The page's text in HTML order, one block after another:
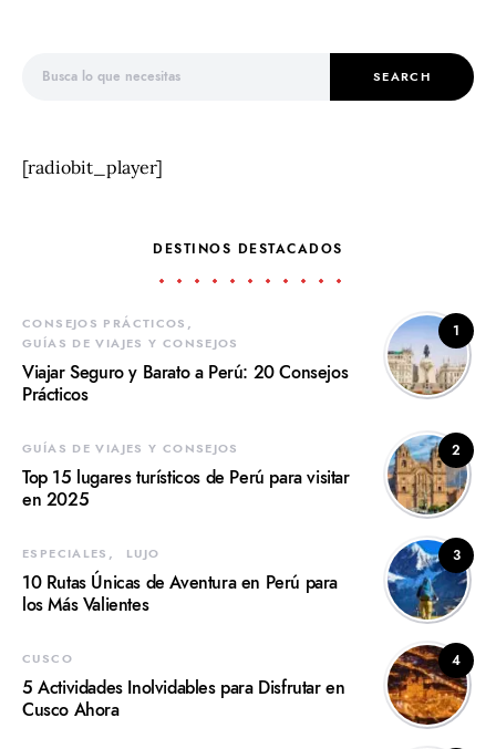
SEARCH
[radiobit_player]
DESTINOS DESTACADOS
1
CONSEJOS PRÁCTICOS
GUÍAS DE VIAJES Y CONSEJOS
Viajar Seguro y Barato a Perú: 20 Consejos
Prácticos
2
GUÍAS DE VIAJES Y CONSEJOS
Top 15 lugares turísticos de Perú para visitar
en 2025
3
ESPECIALES LUJO
10 Rutas Únicas de Aventura en Perú para
los Más Valientes
4
CUSCO
5 Actividades Inolvidables para Disfrutar en
Cusco Ahora